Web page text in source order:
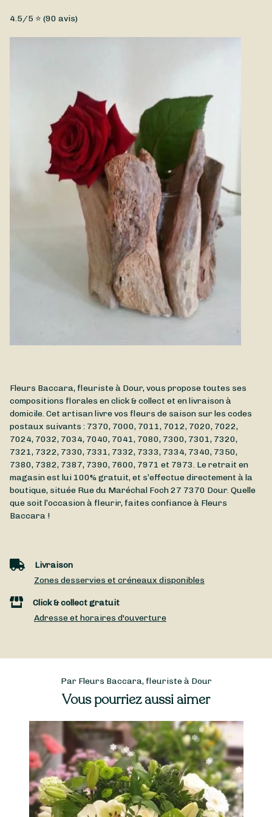
Un magnifique bouquet composé par Fleurs Baccara à partir
disponible chez votre fleuriste que d’avril à juin, alors
profitez-en ! Ce bouquet de pivoines est disponible à la
livraison à Dour et ses alentours.
lumière directe du soleil, afin qu’elles conservent tout l’éclat
4.5/5 ⭐ (90 avis)
Fleurs Baccara, fleuriste à Dour, vous propose toutes ses
compositions florales en click & collect et en livraison à
domicile. Cet artisan livre vos fleurs de saison sur les codes
postaux suivants : 7370, 7000, 7011, 7012, 7020, 7022,
7024, 7032, 7034, 7040, 7041, 7080, 7300, 7301, 7320,
7321, 7322, 7330, 7331, 7332, 7333, 7334, 7340, 7350,
7380, 7382, 7387, 7390, 7600, 7971 et 7973. Le retrait en
magasin est lui 100% gratuit, et s’effectue directement à la
boutique, située Rue du Maréchal Foch 27 7370 Dour. Quelle
que soit l’occasion à fleurir, faites confiance à Fleurs
Baccara !
Livraison
Zones desservies et créneaux disponibles
Click & collect gratuit
Adresse et horaires d'ouverture
Par Fleurs Baccara, fleuriste à Dour
Vous pourriez aussi aimer